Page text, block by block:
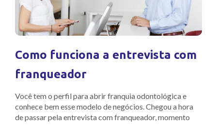
Como funciona a entrevista com
franqueador
Você tem o perfil para abrir franquia odontológica e
conhece bem esse modelo de negócios. Chegou a hora
de passar pela entrevista com franqueador, momento